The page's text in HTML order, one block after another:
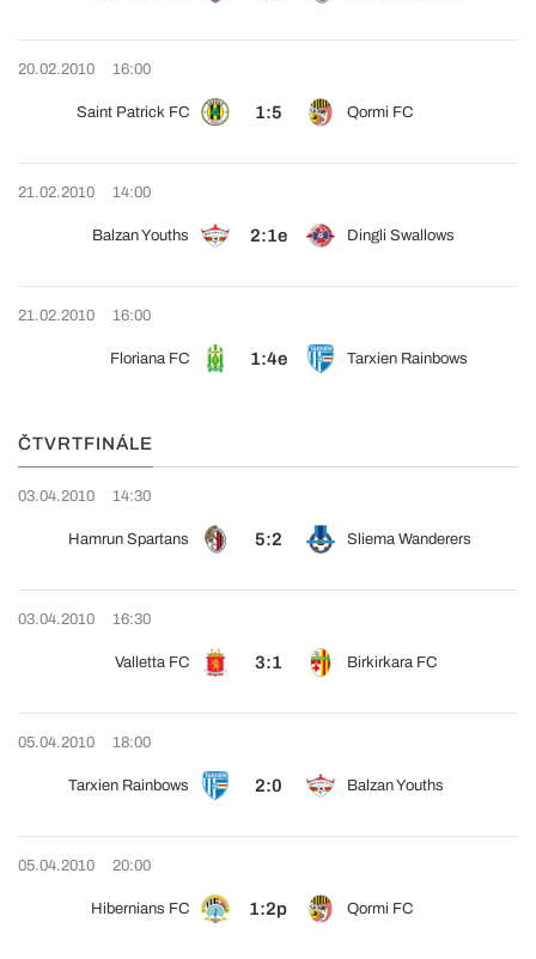
20.02.2010 16:00
Saint Patrick FC 1:5 Qormi FC
21.02.2010 14:00
Balzan Youths 2:1e Dingli Swallows
21.02.2010 16:00
Floriana FC 1:4e Tarxien Rainbows
ČTVRTFINÁLE
03.04.2010 14:30
Hamrun Spartans 5:2 Sliema Wanderers
03.04.2010 16:30
Valletta FC 3:1 Birkirkara FC
05.04.2010 18:00
Tarxien Rainbows 2:0 Balzan Youths
05.04.2010 20:00
Hibernians FC 1:2p Qormi FC